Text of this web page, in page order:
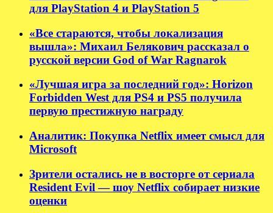
для PlayStation 4 и PlayStation 5
«Все стараются, чтобы локализация
вышла»: Михаил Белякович рассказал о
русской версии God of War Ragnarok
«Лучшая игра за последний год»: Horizon
Forbidden West для PS4 и PS5 получила
первую престижную награду
Аналитик: Покупка Netflix имеет смысл для
Microsoft
Зрители остались не в восторге от сериала
Resident Evil — шоу Netflix собирает низкие
оценки